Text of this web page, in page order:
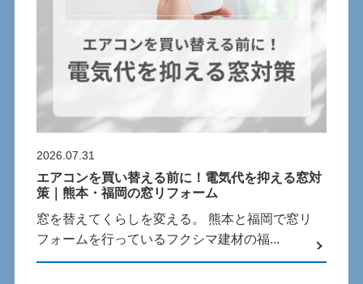
2026.07.31
エアコンを買い替える前に！電気代を抑える窓対
策｜熊本・福岡の窓リフォーム
窓を替えてくらしを変える。 熊本と福岡で窓リ
フォームを行っているフクシマ建材の福...